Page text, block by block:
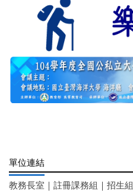
單位連結
教務長室 ｜ 註冊課務組 ｜ 招生組